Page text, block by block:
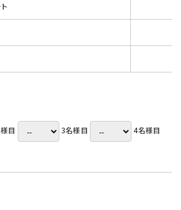
目 3名様目 4名様目